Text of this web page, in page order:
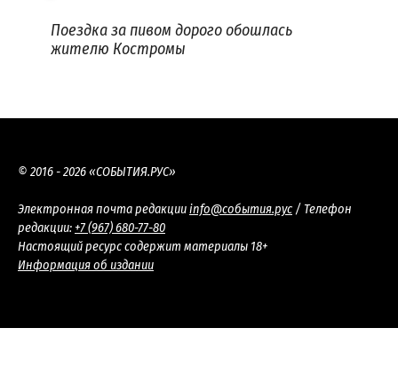
Поездка за пивом дорого обошлась
жителю Костромы
© 2016 - 2026 «СОБЫТИЯ.РУС»
Электронная почта редакцииinfo@события.рус / Телефон
редакции: +7 (967) 680-77-80
Настоящий ресурс содержит материалы 18+
Информация об издании